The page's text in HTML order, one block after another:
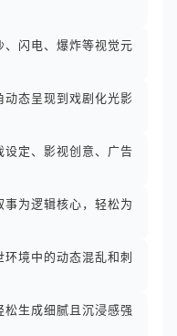
闪电、爆炸等视觉元
态呈现到戏剧化光影
定、影视创意、广告
为逻辑核心，轻松为
境中的动态混乱和刺
生成细腻且沉浸感强